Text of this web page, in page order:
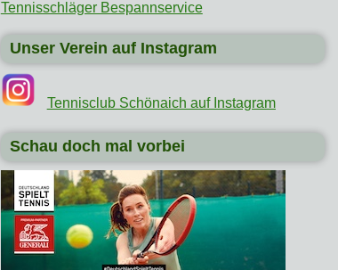
Tennisschläger Bespannservice
Unser Verein auf Instagram
Tennisclub Schönaich auf Instagram
Schau doch mal vorbei